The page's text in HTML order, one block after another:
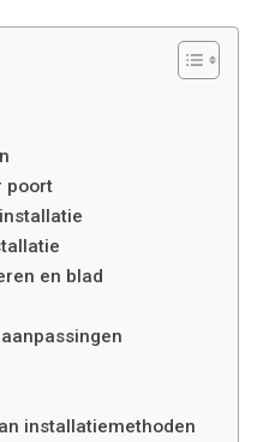
poort
en blad
installatiemethoden